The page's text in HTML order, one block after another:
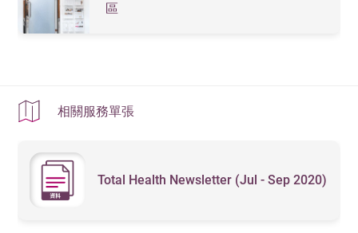
區
相關服務單張
Total Health Newsletter (Jul - Sep 2020)